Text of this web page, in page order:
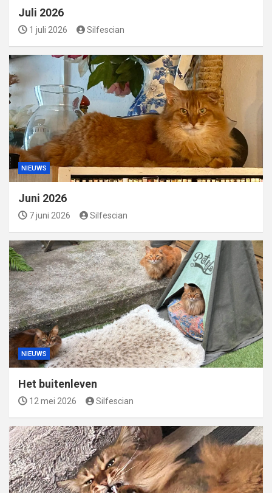
Juli 2026
1 juli 2026 Silfescian
NIEUWS
Juni 2026
7 juni 2026 Silfescian
NIEUWS
Het buitenleven
12 mei 2026 Silfescian